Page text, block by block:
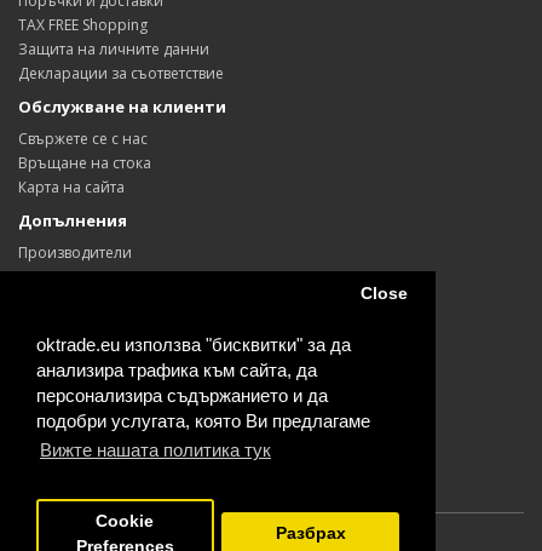
oktrade.eu използва "бисквитки" за да
анализира трафика към сайта, да
персонализира съдържанието и да
подобри услугата, която Ви предлагаме
Вижте нашата политика тук
Close
Cookie
Preferences
Разбрах
TAX FREE Shopping
Защита на личните данни
Декларации за съответствие
Обслужване на клиенти
Свържете се с нас
Връщане на стока
Карта на сайта
Допълнения
Производители
Ваучери
Моят профил
История на поръчките
Любими продукти
Информационен бюлетин